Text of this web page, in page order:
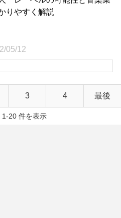
りやすく解説
05/12
3 4 最後
1-20 件を表示